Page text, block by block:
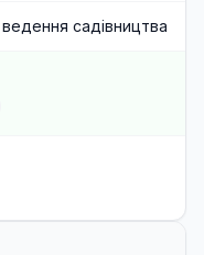
садівництва